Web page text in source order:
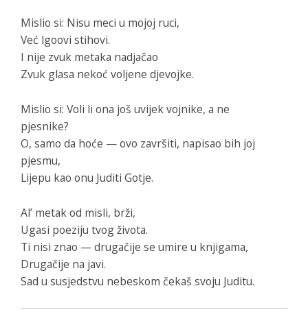
Mislio si: Nisu meci u mojoj ruci,
Već lgoovi stihovi.
I nije zvuk metaka nadjačao
Zvuk glasa nekoć voljene djevojke.
Mislio si: Voli li ona još uvijek vojnike, a ne
pjesnike?
O, samo da hoće — ovo završiti, napisao bih joj
pjesmu,
Lijepu kao onu Juditi Gotje.
Al’ metak od misli, brži,
Ugasi poeziju tvog života.
Ti nisi znao — drugačije se umire u knjigama,
Drugačije na javi.
Sad u susjedstvu nebeskom čekaš svoju Juditu.